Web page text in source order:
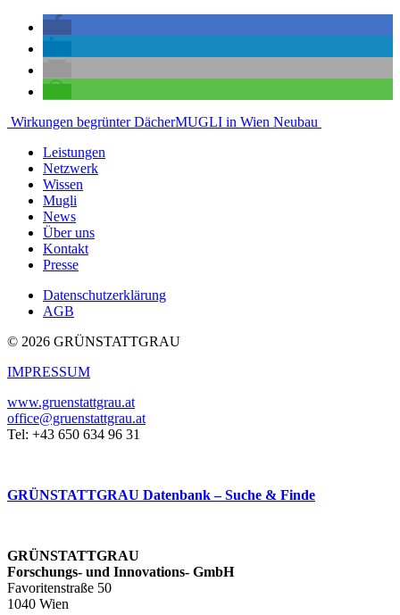
Beitragsnavigation
Wirkungen begrünter DächerMUGLI in Wien Neubau
Leistungen
Netzwerk
Wissen
Mugli
News
Über uns
Kontakt
Presse
Datenschutzerklärung
AGB
© 2026 GRÜNSTATTGRAU
IMPRESSUM
www.gruenstattgrau.at
office@gruenstattgrau.at
Tel: +43 650 634 96 31
GRÜNSTATTGRAU Datenbank – Suche & Finde
GRÜNSTATTGRAU
Forschungs- und Innovations- GmbH
Favoritenstraße 50
1040 Wien